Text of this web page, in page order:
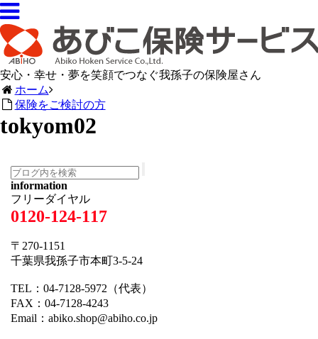
安心・幸せ・夢を笑顔でつなぐ我孫子の保険屋さん
ホーム
保険をご検討の方
tokyom02
information
フリーダイヤル
0120-124-117
〒270-1151
千葉県我孫子市本町3-5-24
TEL：04-7128-5972（代表）
FAX：04-7128-4243
Email：abiko.shop@abiho.co.jp